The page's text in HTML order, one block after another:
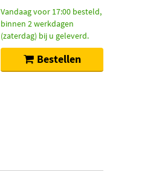
Vandaag voor 17:00 besteld,
binnen 2 werkdagen
(zaterdag) bij u geleverd.
Bestellen